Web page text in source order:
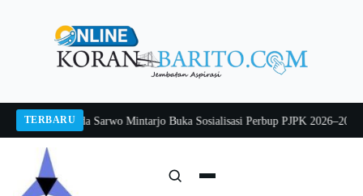
TERBARU
Pj Sekda Sarwo Mintarjo Buka Sosialisasi Perbup PJPK 2026–2030